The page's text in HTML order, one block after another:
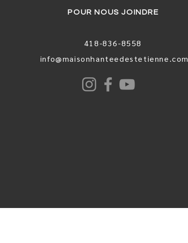
POUR NOUS JOINDRE
418-836-8558
info@maisonhanteedestetienne.com